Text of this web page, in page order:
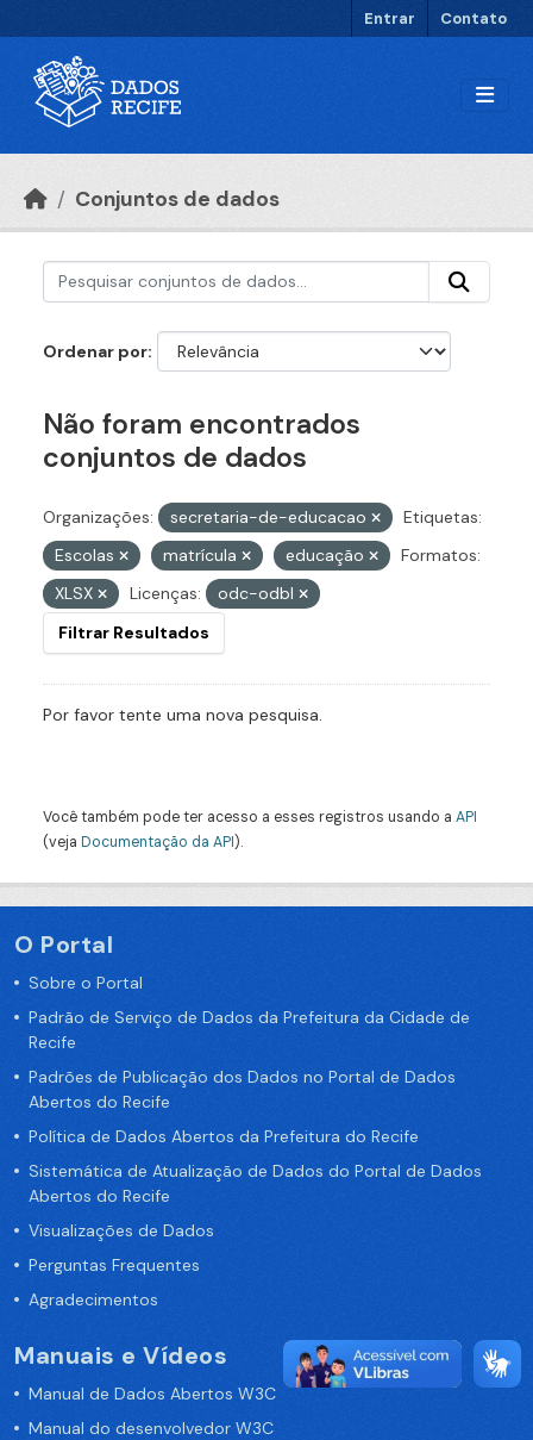
Entrar Contato
Conjuntos de dados
Ordenar por
Não foram encontrados
conjuntos de dados
Organizações: secretaria-de-educacao
Etiquetas:
Escolas
matrícula educação
Formatos:
XLSX
Licenças:
odc-odbl
Filtrar Resultados
Por favor tente uma nova pesquisa.
Você também pode ter acesso a esses registros usando a API
(veja Documentação da API).
O Portal
Sobre o Portal
Padrão de Serviço de Dados da Prefeitura da Cidade de
Recife
Padrões de Publicação dos Dados no Portal de Dados
Abertos do Recife
Política de Dados Abertos da Prefeitura do Recife
Sistemática de Atualização de Dados do Portal de Dados
Abertos do Recife
Visualizações de Dados
Perguntas Frequentes
Agradecimentos
Manuais e Vídeos
Manual de Dados Abertos W3C
Manual do desenvolvedor W3C